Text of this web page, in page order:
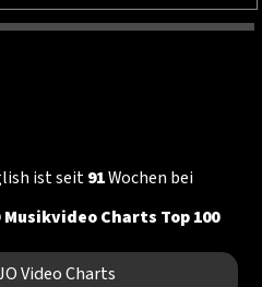
ist seit91Wochen bei
Musikvideo Charts Top 100
Video Charts